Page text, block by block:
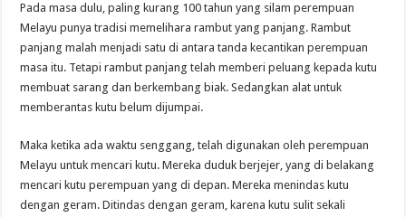
Pada masa dulu, paling kurang 100 tahun yang silam perempuan
Melayu punya tradisi memelihara rambut yang panjang. Rambut
panjang malah menjadi satu di antara tanda kecantikan perempuan
masa itu. Tetapi rambut panjang telah memberi peluang kepada kutu
membuat sarang dan berkembang biak. Sedangkan alat untuk
memberantas kutu belum dijumpai.
Maka ketika ada waktu senggang, telah digunakan oleh perempuan
Melayu untuk mencari kutu. Mereka duduk berjejer, yang di belakang
mencari kutu perempuan yang di depan. Mereka menindas kutu
dengan geram. Ditindas dengan geram, karena kutu sulit sekali